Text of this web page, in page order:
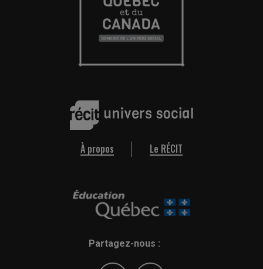
À propos Le RÉCIT
Partagez-nous :